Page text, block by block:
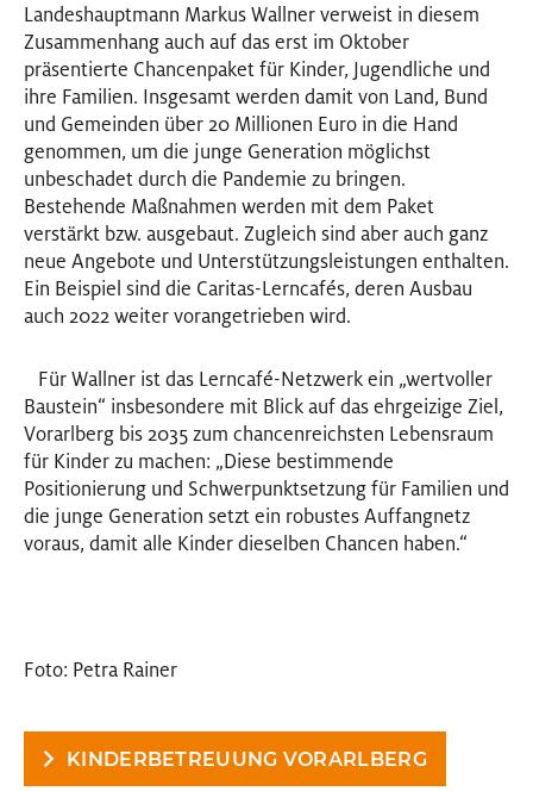
Landeshauptmann Markus Wallner verweist in diesem
Zusammenhang auch auf das erst im Oktober
präsentierte Chancenpaket für Kinder, Jugendliche und
ihre Familien. Insgesamt werden damit von Land, Bund
und Gemeinden über 20 Millionen Euro in die Hand
genommen, um die junge Generation möglichst
unbeschadet durch die Pandemie zu bringen.
Bestehende Maßnahmen werden mit dem Paket
verstärkt bzw. ausgebaut. Zugleich sind aber auch ganz
neue Angebote und Unterstützungsleistungen enthalten.
Ein Beispiel sind die Caritas-Lerncafés, deren Ausbau
auch 2022 weiter vorangetrieben wird.
Für Wallner ist das Lerncafé-Netzwerk ein „wertvoller
Baustein“ insbesondere mit Blick auf das ehrgeizige Ziel,
Vorarlberg bis 2035 zum chancenreichsten Lebensraum
für Kinder zu machen: „Diese bestimmende
Positionierung und Schwerpunktsetzung für Familien und
die junge Generation setzt ein robustes Auffangnetz
voraus, damit alle Kinder dieselben Chancen haben.“
Foto: Petra Rainer
KINDERBETREUUNG VORARLBERG